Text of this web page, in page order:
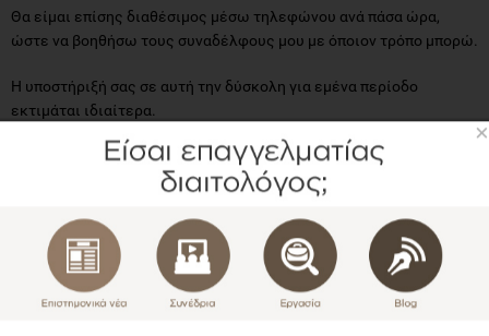
Θα είμαι επίσης διαθέσιμος μέσω τηλεφώνου ανά πάσα ώρα,
ώστε να βοηθήσω τους συναδέλφους μου με όποιον τρόπο μπορώ.
Η υποστήριξή σας σε αυτή την δύσκολη για εμένα περίοδο
εκτιμάται ιδιαίτερα.
6. Πώς να απαντήσεις σε ένα μπερδεμένοemail
(όταν δεν έχεις ιδέα τι θέλει να πει ο αποστολέας);
×